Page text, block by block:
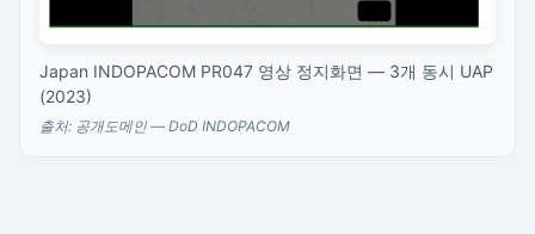
Japan INDOPACOM PR047 영상 정지화면 — 3개 동시 UAP
(2023)
출처: 공개도메인 — DoD INDOPACOM